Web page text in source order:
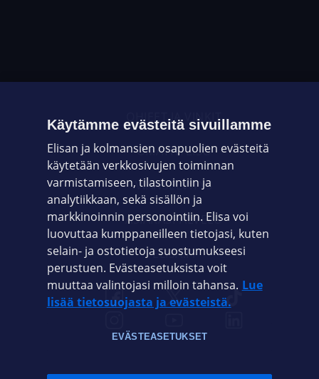
OHJEET JA VINKIT
OMAYHTEISÖ
VIANSELVITYS
ASIAKASPALVELU
ELISA.FI
Käytämme evästeitä sivuillamme
Elisan ja kolmansien osapuolien evästeitä
käytetään verkkosivujen toiminnan
varmistamiseen, tilastointiin ja
analytiikkaan, sekä sisällön ja
markkinoinnin personointiin. Elisa voi
luovuttaa kumppaneilleen tietojasi, kuten
selain- ja ostotietoja suostumukseesi
perustuen. Evästeasetuksista voit
muuttaa valintojasi milloin tahansa. Lue
lisää tietosuojasta ja evästeistä.
EVÄSTEASETUKSET